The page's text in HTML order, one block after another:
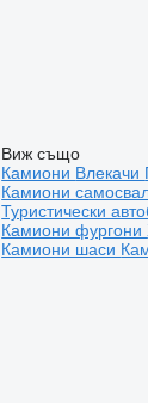
Виж също
Камиони Влекачи
Камиони
Туристически
Камиони фургони
Камиони шаси